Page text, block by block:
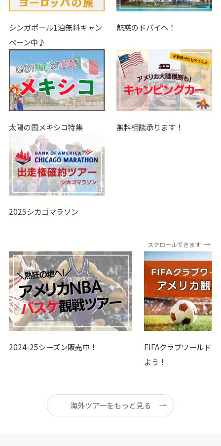
シンガポール1泊無料キャン
ペーン中♪
魅惑のドバイへ！
太陽の国メキシコ特集 無料相談承ります！
2025シカゴマラソン
スクロールできます
2024-25シーズン販売中！
​FIFAクラブワールド
よう！
海外ツアーをもっと見る